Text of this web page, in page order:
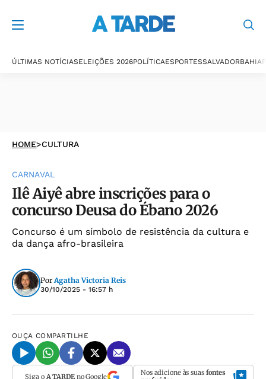
ÚLTIMAS NOTÍCIASELEIÇÕES 2026POLÍTICAESPORTESSALVADORBAHIA
HOME>CULTURA
CARNAVAL
Ilê Aiyê abre inscrições para o
concurso Deusa do Ébano 2026
Concurso é um símbolo de resistência da cultura e
da dança afro-brasileira
Por Agatha Victoria Reis
30/10/2025 - 16:57 h
OUÇA COMPARTILHE
Siga o A TARDEno Google Nos adicione às suas fontes